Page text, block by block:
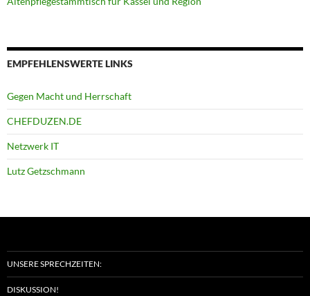
EMPFEHLENSWERTE LINKS
Gegen Macht und Herrschaft
CHEFDUZEN.DE
Netzwerk IT
Lutz Getzschmann
UNSERE SPRECHZEITEN:
DISKUSSION!